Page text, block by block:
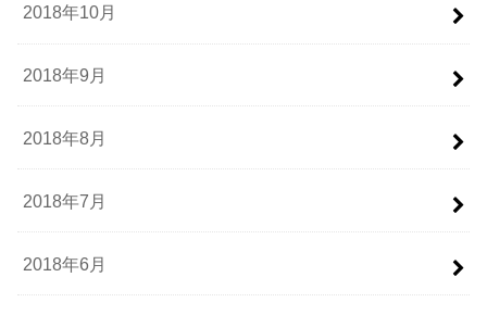
2018年10月
2018年9月
2018年8月
2018年7月
2018年6月